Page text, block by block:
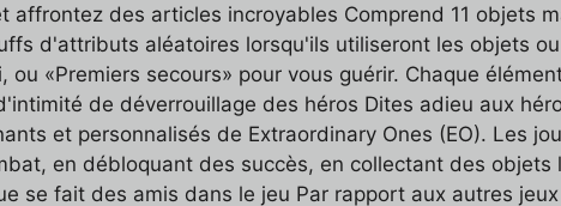
affrontez des articles incroyables Comprend 11 objets
d'attributs aléatoires lorsqu'ils utiliseront les objets
«Premiers secours» pour vous guérir. Chaque
de déverrouillage des héros Dites adieu aux
et personnalisés de Extraordinary Ones (EO). Les
en débloquant des succès, en collectant des
se fait des amis dans le jeu Par rapport aux autres